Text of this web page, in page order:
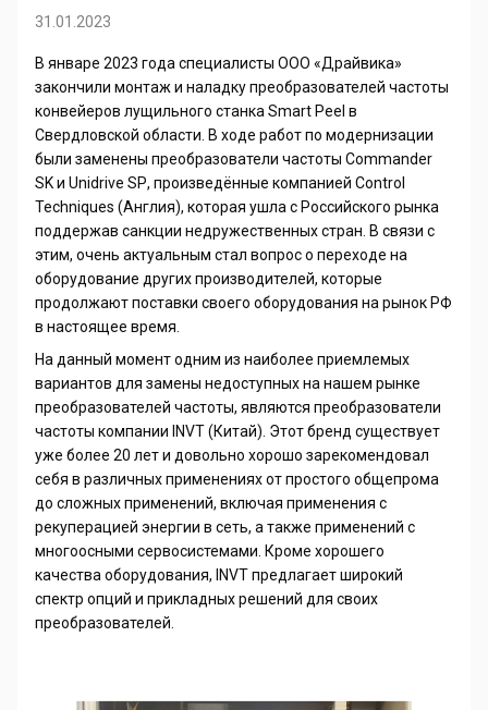
31.01.2023
В январе 2023 года специалисты ООО «Драйвика»
закончили монтаж и наладку преобразователей частоты
конвейеров лущильного станкаSmart Peel в
Свердловской области. В ходе работ по модернизации
были заменены преобразователи частоты Commander
SKи Unidrive SP, произведённые компанией Control
Techniques (Англия), которая ушла с Российского рынка
поддержав санкции недружественных стран. В связи с
этим, очень актуальным стал вопрос о переходе на
оборудование других производителей, которые
продолжают поставки своего оборудования на рынок РФ
в настоящее время.
На данный момент одним из наиболее приемлемых
вариантов для замены недоступных на нашем рынке
преобразователей частоты, являются преобразователи
частоты компании INVT(Китай). Этот бренд существует
уже более 20 лет и довольно хорошо зарекомендовал
себя в различных применениях от простого общепрома
до сложных применений, включая применения с
рекуперацией энергии в сеть, а также применений с
многоосными сервосистемами. Кроме хорошего
качества оборудования, INVTпредлагает широкий
спектр опций и прикладных решений для своих
преобразователей.